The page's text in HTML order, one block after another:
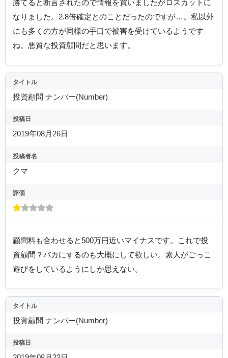
勝てると断言されたので情報を買いましたがロスカットに
なりました。2.8倍確定とのことだったのですが…。私以外
にも多くの方が同様の手口で被害を受けているようです
ね。悪質な投資顧問だと思います。
タイトル
投資顧問 ナンバー(Number)
投稿日
2019年08月26日
投稿者名
クマ
評価
顧問料も合わせると500万円近いマイナスです。これで投
資顧問？バカにするのも大概にして欲しい。素人がごっこ
遊びをしているようにしか思えない。
タイトル
投資顧問 ナンバー(Number)
投稿日